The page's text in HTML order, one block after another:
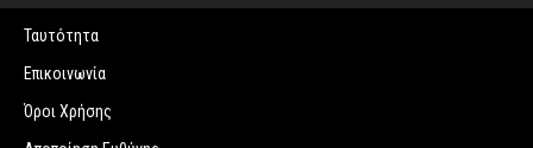
Ταυτότητα
Επικοινωνία
Όροι Χρήσης